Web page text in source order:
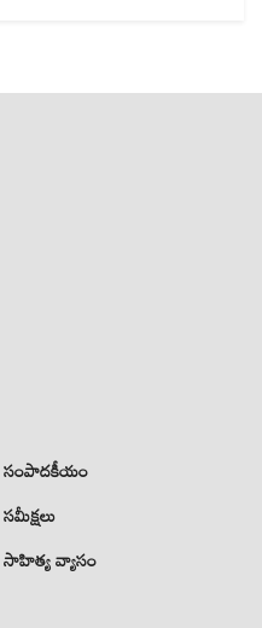
సంపాదకీయం
సమీక్షలు
సాహిత్య వ్యాసం